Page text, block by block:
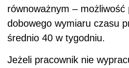
równoważnym – możliwość
dobowego wymiaru czasu
średnio 40 w tygodniu.
Jeżeli pracownik nie